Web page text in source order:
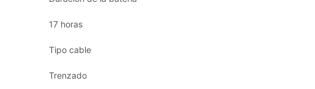
17 horas
Tipo cable
Trenzado